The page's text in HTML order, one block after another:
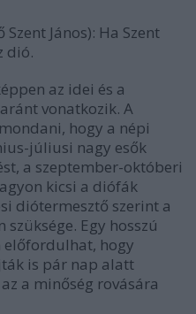
Szent János): Ha Szent
dió.
az idei és a
vonatkozik. A
hogy a népi
júliusi nagy esők
a szeptember-októberi
kicsi a diófák
diótermesztő szerint a
Egy hosszú
előfordulhat, hogy
is pár nap alatt
a minőség rovására